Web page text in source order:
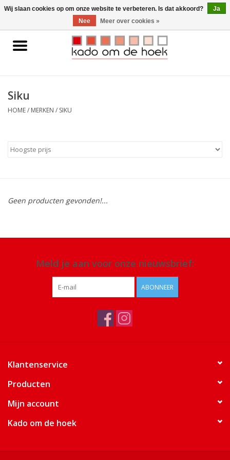
0 Artikelen - €0,00
Home
Gadgets
Siku
HOME/ MERKEN / SIKU
Geen producten gevonden!...
Meld je aan voor onze nieuwsbrief:
ABONNEER
Klantenservice
Producten
Mijn account
Kado om de hoek
Wij slaan cookies op om onze website te verbeteren. Is dat akkoord?
Ja
Nee
Meer over cookies »